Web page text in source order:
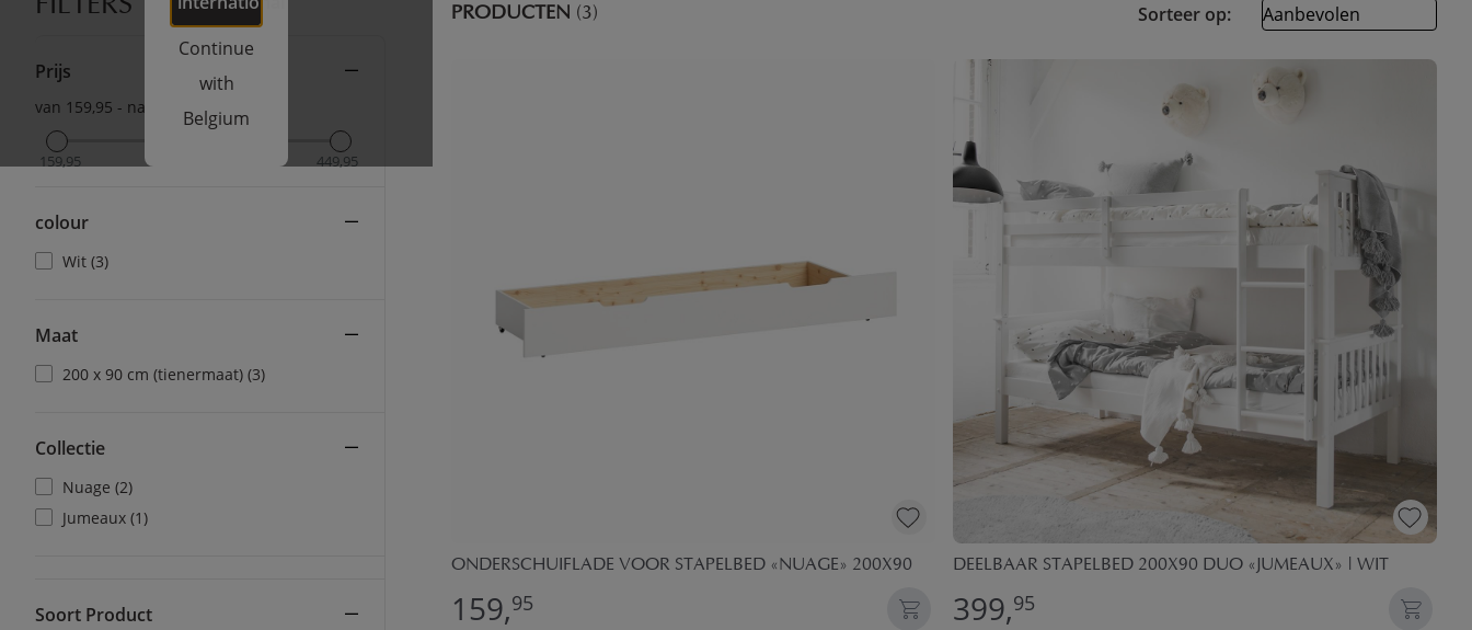
Continue
with
Belgium
FILTERS
Prijs
van 159,95 - naar 449,95
159,95 449,95
colour
Wit (3)
Maat
200 x 90 cm (tienermaat) (3)
Collectie
Nuage (2)
Jumeaux (1)
Soort Product
Sorteer op:
PRODUCTEN (3)
ONDERSCHUIFLADE VOOR STAPELBED «NUAGE» 200X90
159,95
DEELBAAR STAPELBED 200X90 DUO «JUMEAUX» | WIT
399,95